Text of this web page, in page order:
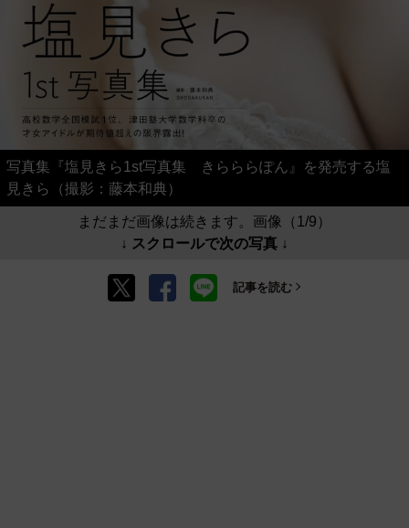
写真集『塩見きら1st写真集 きらららぽん』を発売する塩
見きら（撮影：藤本和典）
まだまだ画像は続きます。画像（1/9）
↓ スクロールで次の写真 ↓
記事を読む